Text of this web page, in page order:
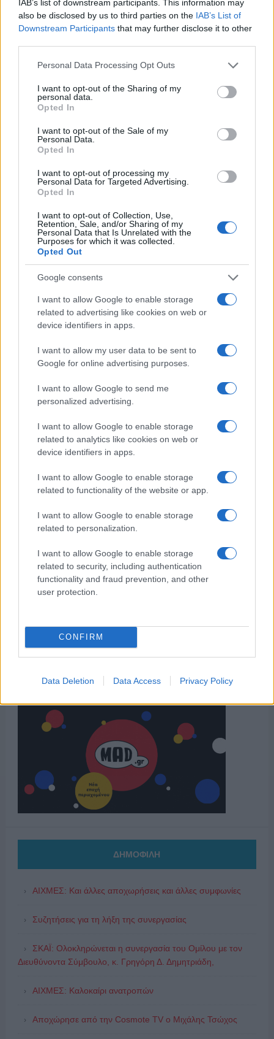
IAB’s list of downstream participants. This information may
also be disclosed by us to third parties on the IAB’s List of
Downstream Participants that may further disclose it to other
Please note that this website/app uses one or more Google
not limited to your visit or usage behaviour. You may click to
grant or deny consent to Google and its third-party tags to
use your data for below specified purposes in below Google
consent section.
Personal Data Processing Opt Outs
I want to opt-out of the Sharing of my
personal data.
Opted In
I want to opt-out of the Sale of my
Personal Data.
Opted In
I want to opt-out of processing my
Personal Data for Targeted Advertising.
Opted In
I want to opt-out of Collection, Use,
Retention, Sale, and/or Sharing of my
Personal Data that Is Unrelated with the
Purposes for which it was collected.
Opted Out
Google consents
I want to allow Google to enable storage
related to advertising like cookies on web or
device identifiers in apps.
I want to allow my user data to be sent to
Google for online advertising purposes.
I want to allow Google to send me
personalized advertising.
I want to allow Google to enable storage
related to analytics like cookies on web or
device identifiers in apps.
I want to allow Google to enable storage
related to functionality of the website or app.
I want to allow Google to enable storage
related to personalization.
I want to allow Google to enable storage
related to security, including authentication
functionality and fraud prevention, and other
user protection.
CONFIRM
Data Deletion Data Access Privacy Policy
της Ζωής μας
Οι άνθρωποι, οι αυθεντικές ιστορίες,
πολιτισμός που μας ενώνει κάθε μέρα.
ΓΙΑ ΤΟ ΚΑΛΟΚΑΙΡΙ ΣΟΥ →
ΔΗΜΟΦΙΛΗ
ΑΙΧΜΕΣ: Και άλλες αποχωρήσεις και άλλες συμφωνίες
Συζητήσεις για τη λήξη της συνεργασίας
ΣΚΑΪ: Ολοκληρώνεται η συνεργασία του Ομίλου με τον
Διευθύνοντα Σύμβουλο, κ. Γρηγόρη Δ. Δημητριάδη,
ΑΙΧΜΕΣ: Καλοκαίρι ανατροπών
Αποχώρησε από την Cosmote TV o Μιχάλης Τσώχος